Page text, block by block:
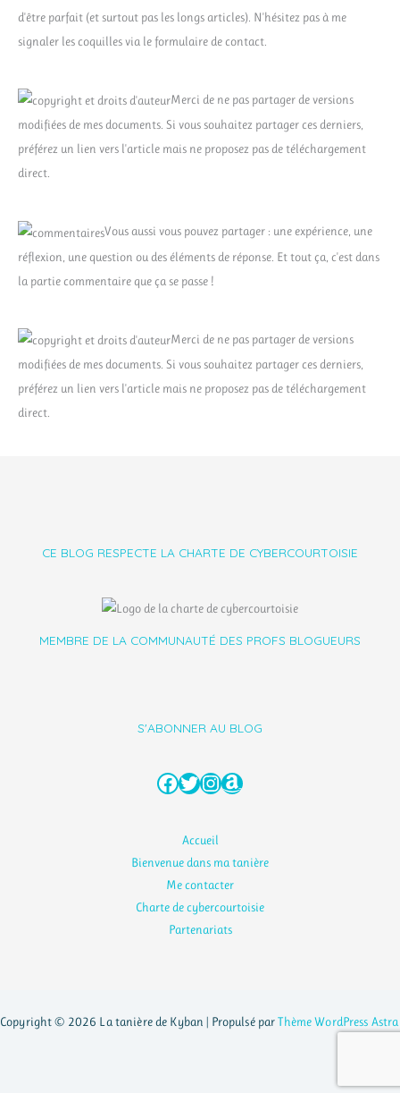
d'être parfait (et surtout pas les longs articles). N'hésitez pas à me
signaler les coquilles via le formulaire de contact.
Merci de ne pas partager de versions
modifiées de mes documents. Si vous souhaitez partager ces derniers,
préférez un lien vers l'article mais ne proposez pas de téléchargement
direct.
Vous aussi vous pouvez partager : une expérience, une
réflexion, une question ou des éléments de réponse. Et tout ça, c'est dans
la partie commentaire que ça se passe !
Merci de ne pas partager de versions
modifiées de mes documents. Si vous souhaitez partager ces derniers,
préférez un lien vers l'article mais ne proposez pas de téléchargement
direct.
CE BLOG RESPECTE LA CHARTE DE CYBERCOURTOISIE
MEMBRE DE LA COMMUNAUTÉ DES PROFS BLOGUEURS
S'ABONNER AU BLOG
Facebook
Twitter
Instagram
Amazon
Accueil
Bienvenue dans ma tanière
Me contacter
Charte de cybercourtoisie
Partenariats
Copyright © 2026 La tanière de Kyban | Propulsé parThème WordPress Astra